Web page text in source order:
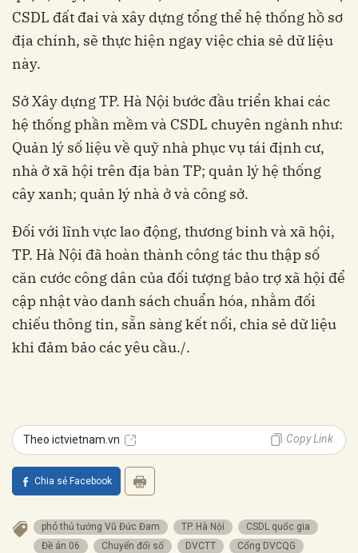
CSDL đất đai và xây dựng tổng thể hệ thống hồ sơ
địa chính, sẽ thực hiện ngay việc chia sẻ dữ liệu
này.
Sở Xây dựng TP. Hà Nội bước đầu triển khai các
hệ thống phần mềm và CSDL chuyên ngành như:
Quản lý số liệu về quỹ nhà phục vụ tái định cư,
nhà ở xã hội trên địa bàn TP; quản lý hệ thống
cây xanh; quản lý nhà ở và công sở.
Đối với lĩnh vực lao động, thương binh và xã hội,
TP. Hà Nội đã hoàn thành công tác thu thập số
căn cước công dân của đối tượng bảo trợ xã hội để
cập nhật vào danh sách chuẩn hóa, nhằm đối
chiếu thông tin, sẵn sàng kết nối, chia sẻ dữ liệu
khi đảm bảo các yêu cầu./.
Theo ictvietnam.vn Copy Link
Chia sẻ Facebook
phó thủ tướng Vũ Đức Đam TP. Hà Nội
CSDL quốc gia
Đề án 06
Chuyển đổi số DVCTT
Cổng DVCQG